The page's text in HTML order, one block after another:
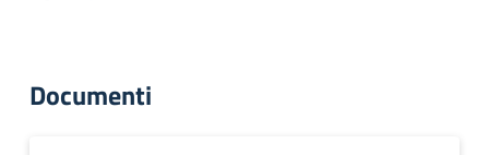
Documenti